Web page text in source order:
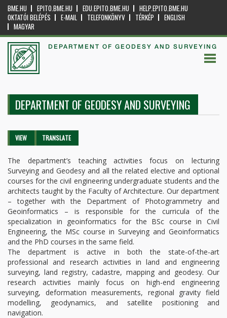
BME.HU EPITO.BME.HU EDU.EPITO.BME.HU
HELP.EPITO.BME.HU
OKTATÓI BELÉPÉS
E-MAIL TELEFONKÖNYV TÉRKÉP
ENGLISH
MAGYAR
DEPARTMENT OF GEODESY AND SURVEYING
DEPARTMENT OF GEODESY AND SURVEYING
Primary tabs
VIEW (ACTIVETRANSLATE
The department’s teaching activities focus on lecturing
Surveying and Geodesy and all the related elective and optional
courses for the civil engineering undergraduate students and the
architects taught by the Faculty of Architecture. Our department
– together with the Department of Photogrammetry and
Geoinformatics – is responsible for the curricula of the
specialization in geoinformatics for the BSc course in Civil
Engineering, the MSc course in Surveying and Geoinformatics
and the PhD courses in the same field.
The department is active in both the state-of-the-art
professional and research activities in land and engineering
surveying, land registry, cadastre, mapping and geodesy. Our
research activities mainly focus on high-end engineering
surveying, deformation measurements, regional gravity field
modelling, geodynamics, and satellite positioning and
navigation.